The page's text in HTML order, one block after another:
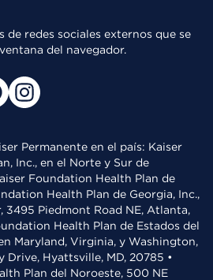
de redes sociales externos que se
del navegador.
Permanente en el país: Kaiser
Inc., en el Norte y Sur de
Foundation Health Plan de
Health Plan de Georgia, Inc.,
3495 Piedmont Road NE, Atlanta,
Health Plan de Estados del
Maryland, Virginia, y Washington,
Drive, Hyattsville, MD, 20785 •
Plan del Noroeste, 500 NE